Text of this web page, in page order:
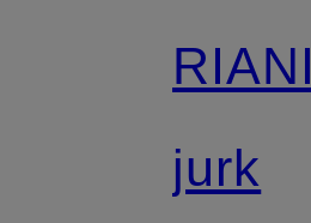
RIANI
jurk